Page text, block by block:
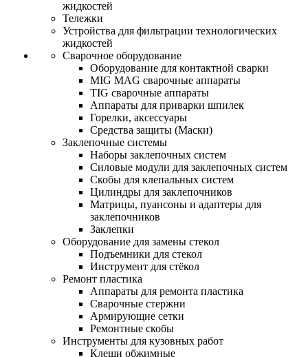
жидкостей
Тележки
Устройства для фильтрации технологических
жидкостей
Сварочное оборудование
Оборудование для контактной сварки
MIG MAG сварочные аппараты
TIG сварочные аппараты
Аппараты для приварки шпилек
Горелки, аксессуары
Средства защиты (Маски)
Заклепочные системы
Наборы заклепочных систем
Силовые модули для заклепочных систем
Скобы для клепальных систем
Цилиндры для заклепочников
Матрицы, пуансоны и адаптеры для
заклепочников
Заклепки
Оборудование для замены стекол
Подъемники для стекол
Инструмент для стёкол
Ремонт пластика
Аппараты для ремонта пластика
Сварочные стержни
Армирующие сетки
Ремонтные скобы
Инструменты для кузовных работ
Клещи обжимные